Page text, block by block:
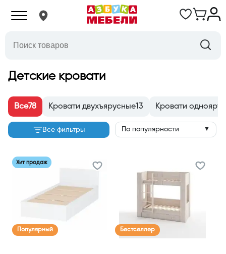
Детские кровати
Все78 Кровати двухъярусные13 Кровати
Все фильтры По популярности ▼
Хит продаж
Популярный Бестселлер